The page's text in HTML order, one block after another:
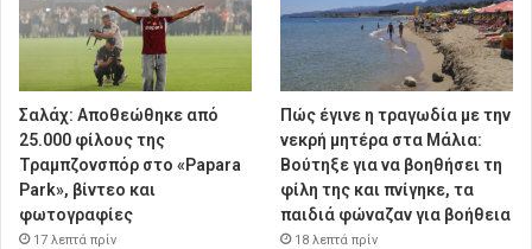
Σαλάχ: Αποθεώθηκε από
25.000 φίλους της
Τραμπζονσπόρ στο «Papara
Park», βίντεο και
φωτογραφίες
17 λεπτά πρίν
Πώς έγινε η τραγωδία με την
νεκρή μητέρα στα Μάλια:
Βούτηξε για να βοηθήσει τη
φίλη της και πνίγηκε, τα
παιδιά φώναζαν για βοήθεια
18 λεπτά πρίν